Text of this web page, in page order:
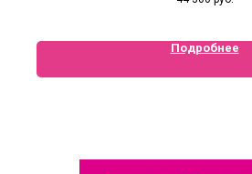
Подробнее